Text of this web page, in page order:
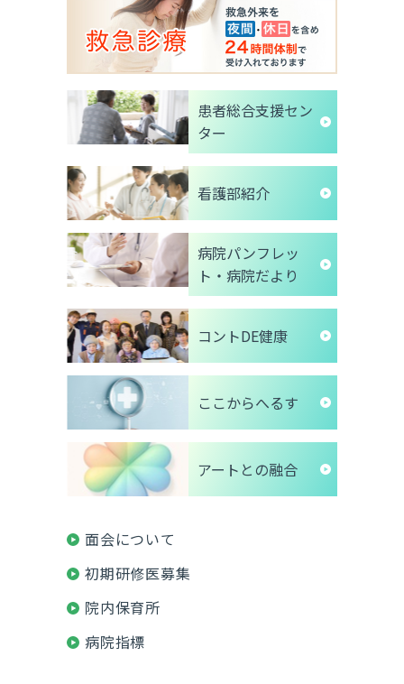
患者総合支援セン
ター
看護部紹介
病院パンフレッ
ト・病院だより
コントDE健康
ここからへるす
アートとの融合
面会について
初期研修医募集
院内保育所
病院指標